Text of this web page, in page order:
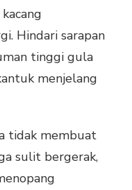
Hindari sarapan
tinggi gula
menjelang
tidak membuat
sulit bergerak,